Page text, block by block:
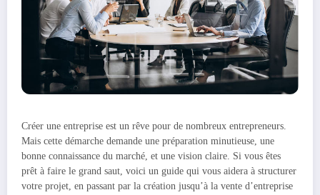
Créer une entreprise est un rêve pour de nombreux entrepreneurs.
Mais cette démarche demande une préparation minutieuse, une
bonne connaissance du marché, et une vision claire. Si vous êtes
prêt à faire le grand saut, voici un guide qui vous aidera à structurer
votre projet, en passant par la création jusqu’à la vente d’entreprise